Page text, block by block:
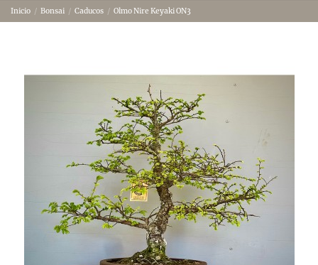
Inicio Bonsai Caducos Olmo Nire Keyaki ON3